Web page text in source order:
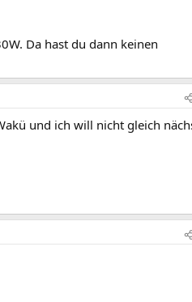
Da hast du dann keinen
und ich will nicht gleich